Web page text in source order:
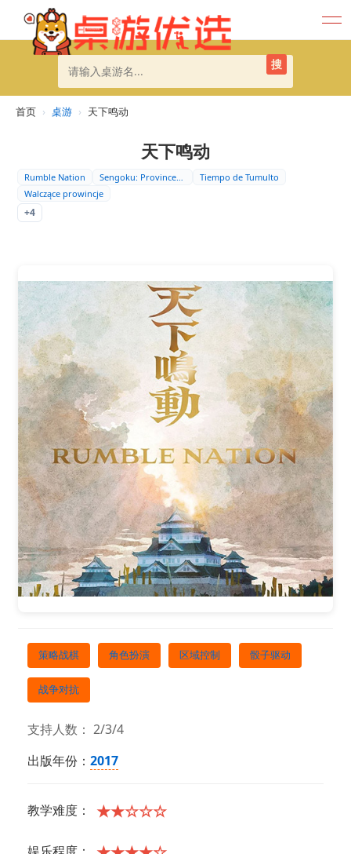
搜
首页 › 桌游 › 天下鸣动
天下鸣动
Rumble Nation Sengoku: Provinces…
Tiempo de Tumulto
Walczące prowincje
+4
策略战棋 角色扮演 区域控制 骰子驱动
战争对抗
支持人数： 2/3/4
出版年份： 2017
教学难度： ★★☆☆☆